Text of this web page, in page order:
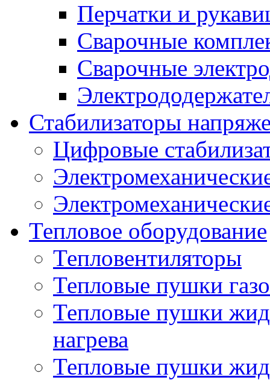
Перчатки и
Сварочные
Сварочные
Стабилизаторы
Цифровые
Тепловое оборудование
Тепловентиляторы
Тепловые пушки
Тепловые пушки
нагрева
Тепловые пушки